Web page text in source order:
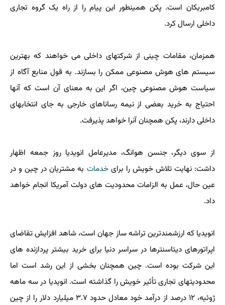
کامبریکان است. پکن همینطور این پیام را از راه یک گروه تجاری
داخلی ارسال کرد.
همزمان، مقامات چینی از شرکتهای داخلی می خواهند که بهترین
سیستم های هوش مصنوعی ممکن را بسازند. به قول منابع آگاه از
سیاست هوش مصنوعی چین، اگر این به معنای آن است که آنها
احتیاج به خرید بعضی از نیمه رساناهای خارجی به جای انتخابهای
داخلی دارند، پکن همچنان آنرا خواهد پذیرفت.
از سوی دیگر، جنسن هوانگ، مدیرعامل انویدیا روز جمعه اظهار
داشت: نهایت تلاش خویش را برایخدمات به مشتریان در چین و در
عین حال، عمل به الزامات محدودیت های دولت آمریکا انجام خواهد
داد.
انویدیا که ارزشمندترین تراشه ساز جهان است، شاهد افزایش تقاضای
اپراتورهای دیتاسنترها در سراسر دنیا برای خرید بیشتر پردازنده های
این شرکت بوده است. چین همچنان بخشی از این رشد است اما
محدودیتهای تجاری تأثیر خویش را گذاشته است. انویدیا در سه ماهه
ژوئیه، ۱۲ درصد از درآمد خود معادل حدود ۳.۷ میلیارد دلار را از چین